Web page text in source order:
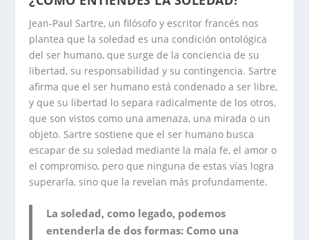
Jean-Paul Sartre, un filósofo y escritor francés nos
plantea que la soledad es una condición ontológica
del ser humano, que surge de la conciencia de su
libertad, su responsabilidad y su contingencia. Sartre
afirma que el ser humano está condenado a ser libre,
y que su libertad lo separa radicalmente de los otros,
que son vistos como una amenaza, una mirada o un
objeto. Sartre sostiene que el ser humano busca
escapar de su soledad mediante la mala fe, el amor o
el compromiso, pero que ninguna de estas vías logra
superarla, sino que la revelan más profundamente.
La soledad, como legado, podemos
entenderla de dos formas: Como una